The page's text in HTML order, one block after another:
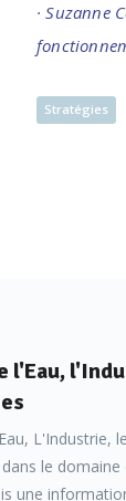
· Suzanne
Stratégies
l'Eau,
L'Industrie,
le
une